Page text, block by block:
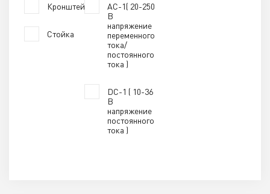
Кронштейн
Стойка
AC-1( 20-250
В
напряжение
переменного
тока/
постоянного
тока )
DC-1 ( 10-36
В
напряжение
постоянного
тока )